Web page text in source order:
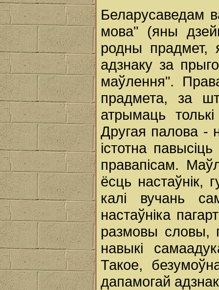
Беларусаведам
мова" (яны
родны прадмет,
адзнаку за
маўлення".
прадмета, за
атрымаць
Другая палова -
істотна
правапісам.
ёсць настаўнік,
калі вучань
настаўніка
размовы словы,
навыкі
Такое,
дапамогай